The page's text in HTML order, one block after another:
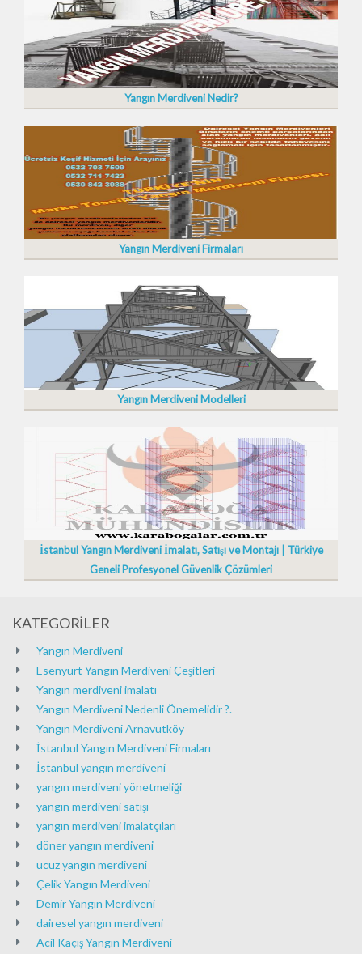
Yangın Merdiveni Nedir?
Yangın Merdiveni Firmaları
Yangın Merdiveni Modelleri
İstanbul Yangın Merdiveni İmalatı, Satışı ve Montajı | Türkiye
Geneli Profesyonel Güvenlik Çözümleri
KATEGORİLER
Yangın Merdiveni
Esenyurt Yangın Merdiveni Çeşitleri
Yangın merdiveni imalatı
Yangın Merdiveni Nedenli Önemelidir ?.
Yangın Merdiveni Arnavutköy
İstanbul Yangın Merdiveni Firmaları
İstanbul yangın merdiveni
yangın merdiveni yönetmeliği
yangın merdiveni satışı
yangın merdiveni imalatçıları
döner yangın merdiveni
ucuz yangın merdiveni
Çelik Yangın Merdiveni
Demir Yangın Merdiveni
dairesel yangın merdiveni
Acil Kaçış Yangın Merdiveni